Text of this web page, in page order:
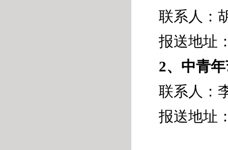
联系人：
报送地址
2、中青
联系人：
报送地址